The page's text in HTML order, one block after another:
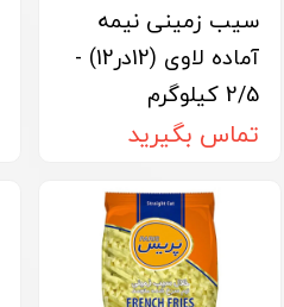
سیب زمینی نیمه
آماده لاوی (12در12) -
2/5 کیلوگرم
تماس بگیرید